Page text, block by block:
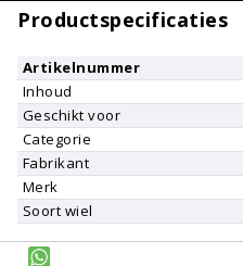
Productspecificaties
Artikelnummer
Inhoud
Geschikt voor
Categorie
Fabrikant
Merk
Soort wiel